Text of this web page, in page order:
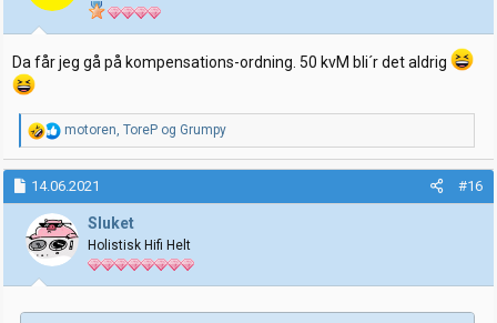
r
Da får jeg gå på kompensations-ordning. 50 kvM bli´r det aldrig
R
e
a
k
s
j
o
n
r
motoren, ToreP og Grumpy
14.06.2021 #16
Sluket
Holistisk Hifi Helt